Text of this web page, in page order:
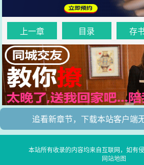
上一章 目录 存
追看新章节，下载本站客户端
本站所有收录的内容均来自互联网，如有
网站地图